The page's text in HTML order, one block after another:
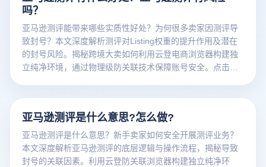
吗？
亚马逊测评能带来哪些实质性好处？为何很多卖家因测评导
致封号？本文深度解析测评对Listing权重的提升作用及潜在
的封号风险。揭秘跨境大卖如何利用云登电商浏览器构建独
立纯净环境，通过物理级防关联技术保障账号安全。点击免
亚马逊测评是什么意思?怎么做?
亚马逊测评是什么意思？新手卖家如何安全开展测评业务？
本文深度解析亚马逊测评的底层逻辑与操作流程，揭秘导致
封号的关联因素。利用云登防关联浏览器构建独立纯净环